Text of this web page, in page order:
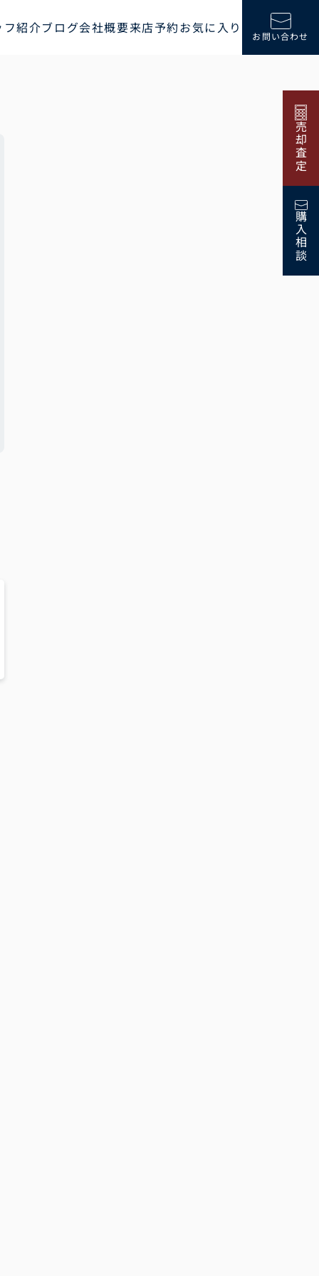
紹介ブログ会社概要来店予約お気に入り お問い合わせ
売却査定
購入相談